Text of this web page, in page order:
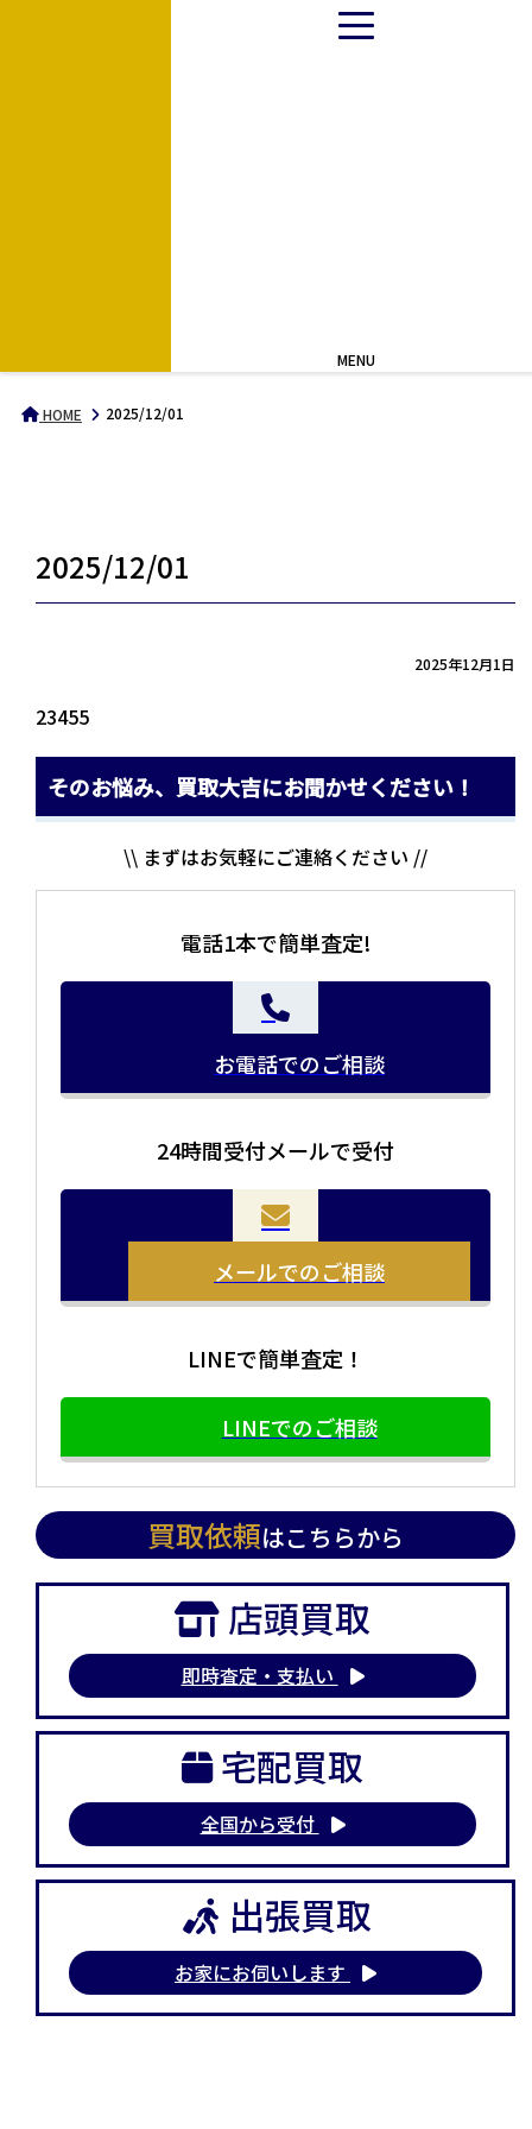
MENU
HOME 2025/12/01
2025/12/01
2025年12月1日
23455
そのお悩み、買取大吉にお聞かせください！
\\ まずはお気軽にご連絡ください //
電話1本で簡単査定!
お電話でのご相談
24時間受付メールで受付
メールでのご相談
LINEで簡単査定！
LINEでのご相談
買取依頼はこちらから
店頭買取
即時査定・支払い
宅配買取
全国から受付
出張買取
お家にお伺いします